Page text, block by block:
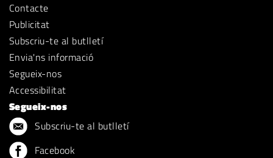
Contacte
Publicitat
Subscriu-te al butlletí
Envia'ns informació
Segueix-nos
Accessibilitat
Segueix-nos
Subscriu-te al butlletí
Facebook